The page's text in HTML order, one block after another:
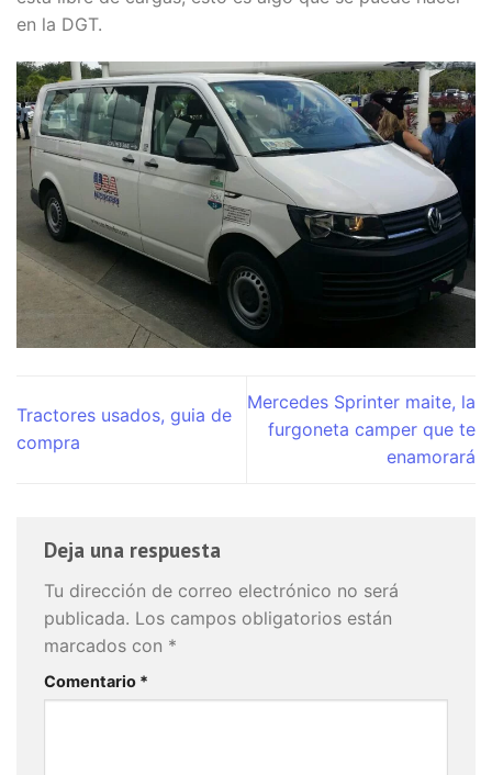
en la DGT.
Tractores usados, guia de
compra
Mercedes Sprinter maite, la
furgoneta camper que te
enamorará
Deja una respuesta
Tu dirección de correo electrónico no será
publicada. Los campos obligatorios están
marcados con *
Comentario *